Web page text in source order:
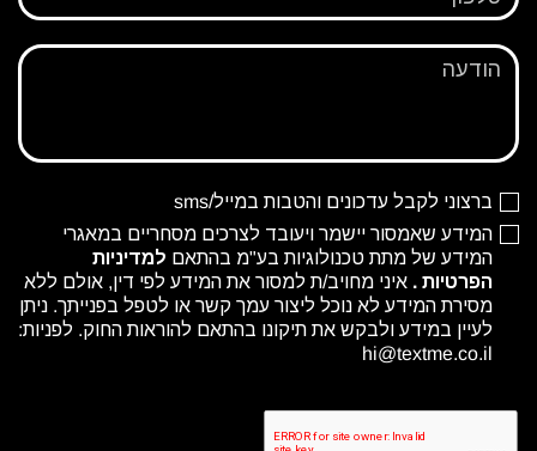
הודעה
ברצוני לקבל עדכונים והטבות במייל/sms
המידע שאמסור יישמר ויעובד לצרכים מסחריים במאגרי
המידע של מתת טכנולוגיות בע"מ בהתאם למדיניות
הפרטיות . איני מחויב/ת למסור את המידע לפי דין, אולם ללא
מסירת המידע לא נוכל ליצור עמך קשר או לטפל בפנייתך. ניתן
לעיין במידע ולבקש את תיקונו בהתאם להוראות החוק. לפניות:
hi@textme.co.il